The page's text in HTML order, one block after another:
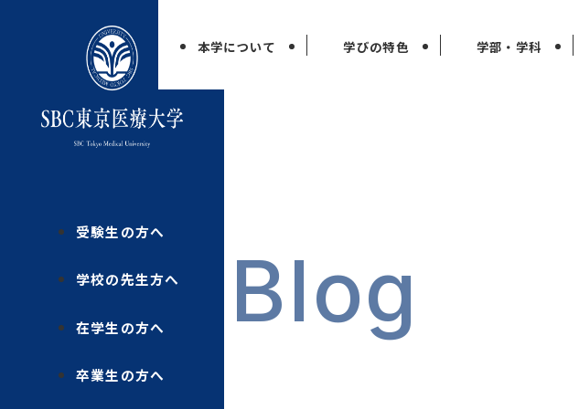
受験生の方へ
学校の先生方へ
在学生の方へ
卒業生の方へ
本学について 学びの特色 学部・学科
Blog